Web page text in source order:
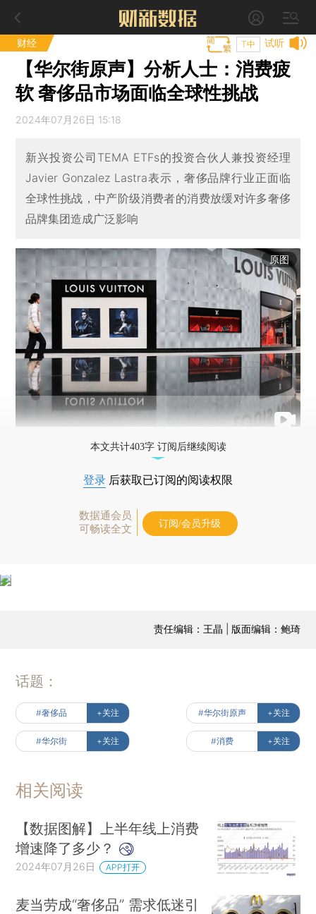
财经 试听
T中
【华尔街原声】分析人士：消费疲
软 奢侈品市场面临全球性挑战
2024年07月26日 15:18
新兴投资公司TEMA ETFs的投资合伙人兼投资经理
Javier Gonzalez Lastra表示，奢侈品牌行业正面临
全球性挑战，中产阶级消费者的消费放缓对许多奢侈
品牌集团造成广泛影响
原图
本文共计403字 订阅后继续阅读
登录 后获取已订阅的阅读权限
数据通会员
可畅读全文
订阅/会员升级
责任编辑：王晶 | 版面编辑：鲍琦
话题：
#奢侈品 +关注 #华尔街原声 +关注
#华尔街 +关注 #消费 +关注
相关阅读
【数据图解】上半年线上消费
增速降了多少？
2024年07月26日 APP打开
麦当劳成“奢侈品” 需求低迷引